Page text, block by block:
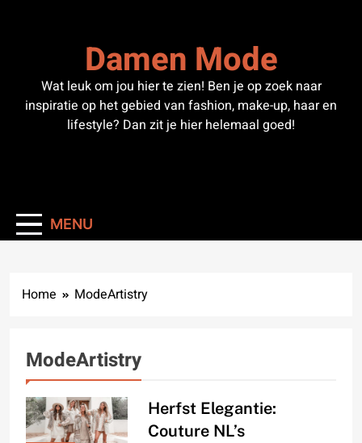
Damen Mode
Wat leuk om jou hier te zien! Ben je op zoek naar
inspiratie op het gebied van fashion, make-up, haar en
lifestyle? Dan zit je hier helemaal goed!
MENU
Home ModeArtistry
ModeArtistry
Herfst Elegantie:
Couture NL’s